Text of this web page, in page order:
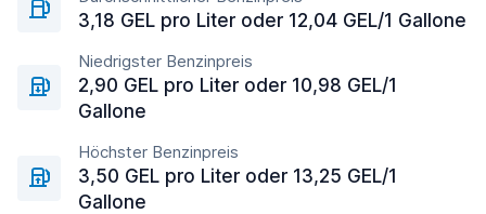
3,18 GEL pro Liter oder 12,04 GEL/1 Gallone
Niedrigster Benzinpreis
2,90 GEL pro Liter oder 10,98 GEL/1
Gallone
Höchster Benzinpreis
3,50 GEL pro Liter oder 13,25 GEL/1
Gallone